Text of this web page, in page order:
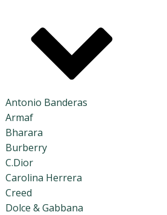
Antonio Banderas
Armaf
Bharara
Burberry
C.Dior
Carolina Herrera
Creed
Dolce & Gabbana